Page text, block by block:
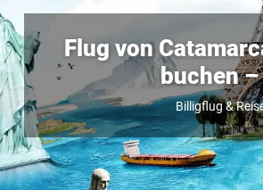
Flug von
buchen
Billigflug &